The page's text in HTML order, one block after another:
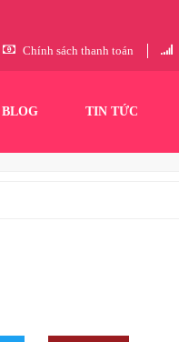
Chính sách thanh toán
BLOG TIN TỨC